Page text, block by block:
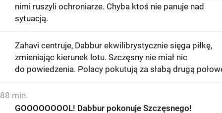
nimi ruszyli ochroniarze. Chyba ktoś nie panuje nad
sytuacją.
Zahavi centruje, Dabbur ekwilibrystycznie sięga piłkę,
zmieniając kierunek lotu. Szczęsny nie miał nic
do powiedzenia. Polacy pokutują za słabą drugą
88 min.
GOOOOOOOOL! Dabbur pokonuje Szczęsnego!